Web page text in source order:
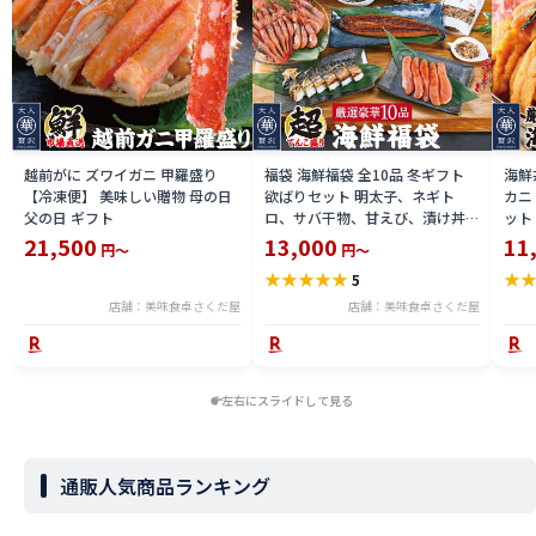
越前がに ズワイガニ 甲羅盛り
【冷凍便】 美味しい贈物 母の日
父の日 ギフト
21,500 円～
店舗：美味食卓さくだ屋
福袋 海鮮福袋 全10品 冬ギフト
欲ばりセット 明太子、ネギト
ロ、サバ干物、甘えび、漬け丼サ
ーモン、ふりかけ、ほっけ干物、
焼き鯖寿司、おつまみタコ、うな
ぎ蒲焼き お取り寄せ 【冷凍便】
美味しい贈物
13,000 円～
★★★★★ 5
店舗：美味食卓さくだ屋
海
カ
ッ
丼
便
ギフ
★
左右にスライドして見る
通販人気商品ランキング